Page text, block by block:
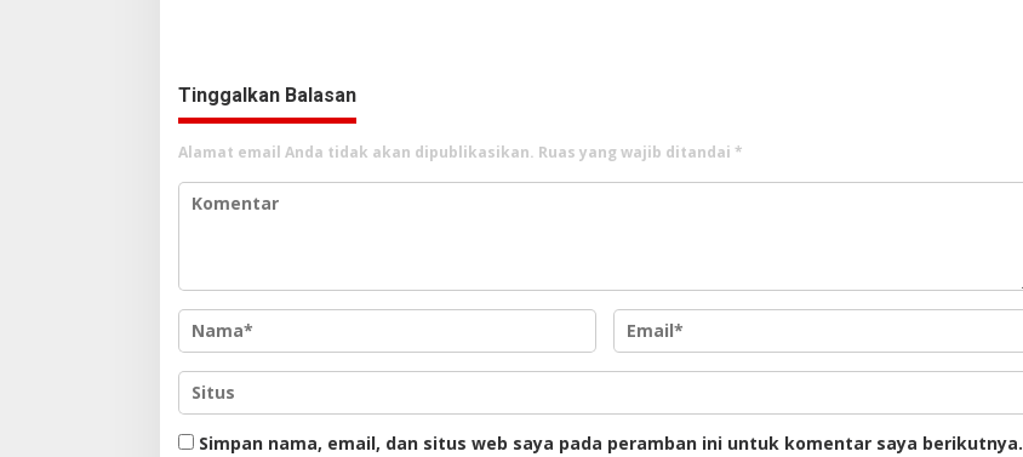
Tinggalkan Balasan
Alamat email Anda tidak akan dipublikasikan. Ruas yang wajib ditandai *
Simpan nama, email, dan situs web saya pada peramban ini untuk komentar saya berikutnya.